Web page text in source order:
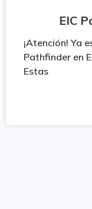
EIC
¡Atención! Ya
Pathfinder en
Estas